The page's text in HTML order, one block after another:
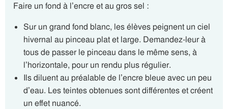
Faire un fond à l’encre et au gros sel :
Sur un grand fond blanc, les élèves peignent un ciel
hivernal au pinceau plat et large. Demandez-leur à
tous de passer le pinceau dans le même sens, à
l’horizontale, pour un rendu plus régulier.
Ils diluent au préalable de l’encre bleue avec un peu
d’eau. Les teintes obtenues sont différentes et créent
un effet nuancé.